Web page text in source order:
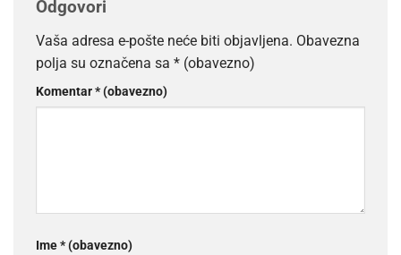
Odgovori
Vaša adresa e-pošte neće biti objavljena. Obavezna
polja su označena sa * (obavezno)
Komentar* (obavezno)
Ime* (obavezno)